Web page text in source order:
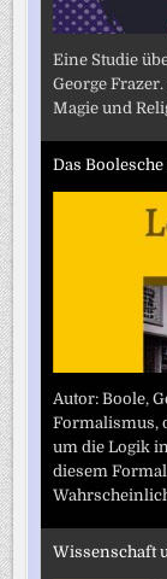
Eine Studie
George
Magie und
Das
Autor: Boole,
Formalismus,
um die Logik
diesem
Wissenschaft